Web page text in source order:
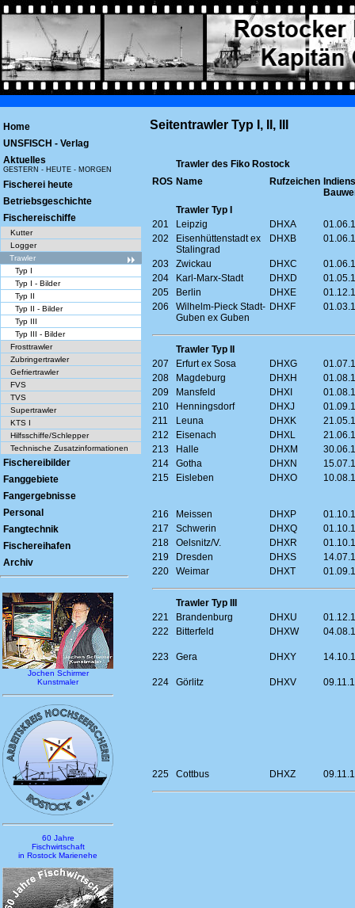
Home
UNSFISCH - Verlag
Aktuelles
GESTERN - HEUTE - MORGEN
Fischerei heute
Betriebsgeschichte
Fischereischiffe
Kutter
Logger
Trawler
Typ I
Typ I - Bilder
Typ II
Typ II - Bilder
Typ III
Typ III - Bilder
Frosttrawler
Zubringertrawler
Gefriertrawler
FVS
TVS
Supertrawler
KTS I
Hilfsschiffe/Schlepper
Technische Zusatzinformationen
Fischereibilder
Fanggebiete
Fangergebnisse
Personal
Fangtechnik
Fischereihafen
Archiv
Jochen Schirmer
Kunstmaler
60 Jahre
Fischwirtschaft
in Rostock Marienehe
Seitentrawler Typ I, II, III
Trawler des Fiko Rostock
ROS Name Rufzeichen
Trawler Typ I
201
Leipzig DHXA
202
Eisenhüttenstadt ex
Stalingrad
DHXB
203 Zwickau DHXC
204
Karl-Marx-Stadt DHXD
205
Berlin DHXE
206
Wilhelm-Pieck Stadt-
Guben ex Guben
DHXF
Trawler Typ II
207
Erfurt ex Sosa DHXG
208
Magdeburg DHXH
209
Mansfeld DHXI
210
Henningsdorf DHXJ
211
Leuna DHXK
212
Eisenach DHXL
213
Halle DHXM
214
Gotha DHXN
215
Eisleben DHXO
216 Meissen DHXP
217
Schwerin DHXQ
218
Oelsnitz/V. DHXR
219
Dresden DHXS
220
Weimar DHXT
Trawler Typ III
221
Brandenburg DHXU
222
Bitterfeld DHXW
223 Gera DHXY
224 Görlitz DHXV
225 Cottbus DHXZ